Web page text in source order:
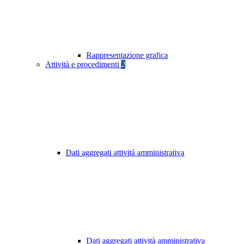
Rappresentazione grafica
Attività e procedimenti 2
Dati aggregati attività amministrativa
Dati aggregati attività amministrativa